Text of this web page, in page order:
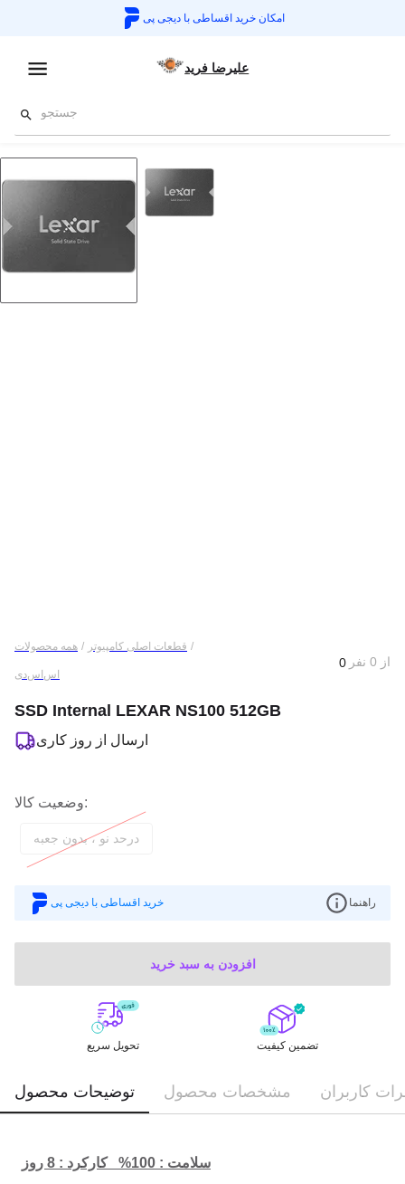
امکان خرید اقساطی بادیجی پی
علیرضا فرید
همه محصولات / قطعات اصلی کامپیوتر /
اس‌اس‌دی
0 از 0 نفر
SSD Internal LEXAR NS100 512GB
ارسال از روز کاری
وضعیت کالا:
درحد نو ، بدون جعبه
خرید اقساطی با دیجی پی راهنما
افزودن به سبد خرید
تحویل سریع تضمین کیفیت
توضیحات محصول مشخصات محصول کاربران
سلامت : 100%   کارکرد : 8 روز